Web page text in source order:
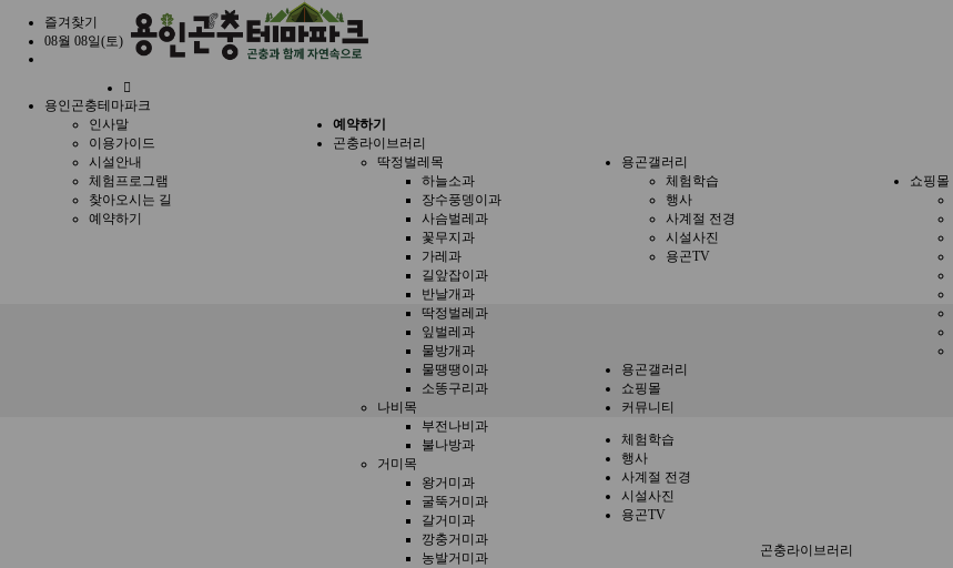
즐겨찾기
08월 08일(토)
으
용인곤충테마파크
인사말
이용가이드
시설안내
체험프로그램
찾아오시는 길
예약하기
예약하기
곤충라이브러리
딱정벌레목
하늘소과
장수풍뎅이과
사슴벌레과
꽃무지과
가레과
길앞잡이과
반날개과
딱정벌레과
잎벌레과
물방개과
물땡땡이과
소똥구리과
나비목
부전나비과
불나방과
거미목
왕거미과
굴뚝거미과
갈거미과
깡충거미과
농발거미과
용곤갤러리
체험학습
행사
사계절 전경
시설사진
용곤TV
쇼핑몰
용곤갤러리
쇼핑몰
커뮤니티
체험학습
행사
사계절 전경
시설사진
용곤TV
곤충라이브러리